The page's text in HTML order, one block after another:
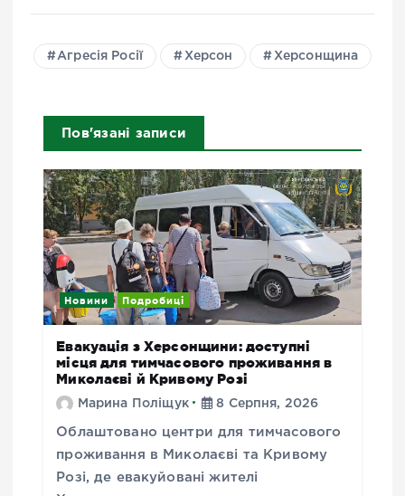
Агресія Росії Херсон Херсонщина
Пов'язані записи
Новини Подробиці
Евакуація з Херсонщини: доступні
місця для тимчасового проживання в
Миколаєві й Кривому Розі
Марина Поліщук 8 Серпня, 2026
Облаштовано центри для тимчасового
проживання в Миколаєві та Кривому
Розі, де евакуйовані жителі